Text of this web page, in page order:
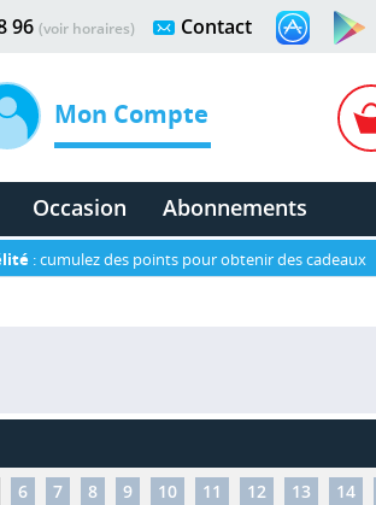
Contact
96 (voir horaires)
Mon Compte
Occasion Abonnements
: cumulez des points pour obtenir des cadeaux
6 7 8 9 10 11 12 13 14